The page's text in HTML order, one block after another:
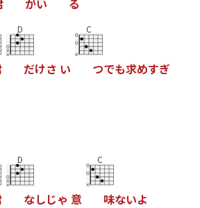
D
だけさ い
C
つでも求めすぎ
D
なしじゃ 意
C
味ないよ